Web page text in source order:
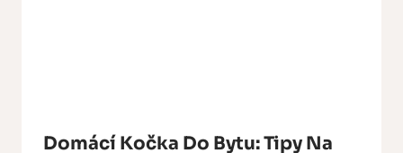
Domácí Kočka Do Bytu: Tipy Na